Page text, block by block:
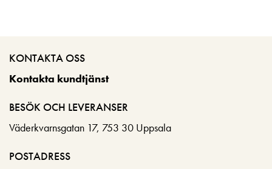
KONTAKTA OSS
Kontakta kundtjänst
BESÖK OCH LEVERANSER
Väderkvarnsgatan 17, 753 30 Uppsala
POSTADRESS